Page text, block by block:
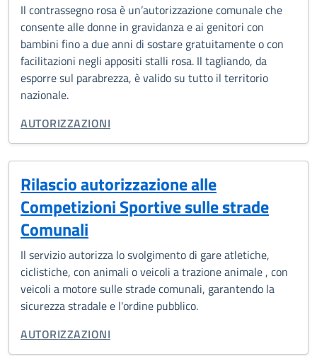
Il contrassegno rosa è un’autorizzazione comunale che
consente alle donne in gravidanza e ai genitori con
bambini fino a due anni di sostare gratuitamente o con
facilitazioni negli appositi stalli rosa. Il tagliando, da
esporre sul parabrezza, è valido su tutto il territorio
nazionale.
CATEGORIA CORRELATA:
AUTORIZZAZIONI
Rilascio autorizzazione alle
Competizioni Sportive sulle strade
Comunali
Il servizio autorizza lo svolgimento di gare atletiche,
ciclistiche, con animali o veicoli a trazione animale , con
veicoli a motore sulle strade comunali, garantendo la
sicurezza stradale e l'ordine pubblico.
CATEGORIA CORRELATA:
AUTORIZZAZIONI